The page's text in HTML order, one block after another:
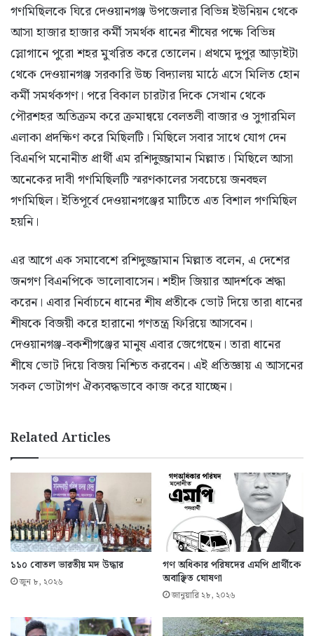
গণমিছিলকে ঘিরে দেওয়ানগঞ্জ উপজেলার বিভিন্ন ইউনিয়ন থেকে
আসা হাজার হাজার কর্মী সমর্থক ধানের শীষের পক্ষে বিভিন্ন
স্লোগানে পুরো শহর মুখরিত করে তোলেন। প্রথমে দুপুর আড়াইটা
থেকে দেওয়ানগঞ্জ সরকারি উচ্চ বিদ্যালয় মাঠে এসে মিলিত হোন
কর্মী সমর্থকগণ। পরে বিকাল চারটার দিকে সেখান থেকে
পৌরশহর অতিক্রম করে ক্রমান্বয়ে বেলতলী বাজার ও সুগারমিল
এলাকা প্রদক্ষিণ করে মিছিলটি। মিছিলে সবার সাথে যোগ দেন
বিএনপি মনোনীত প্রার্থী এম রশিদুজ্জামান মিল্লাত। মিছিলে আসা
অনেকের দাবী গণমিছিলটি স্মরণকালের সবচেয়ে জনবহুল
গণমিছিল। ইতিপূর্বে দেওয়ানগঞ্জের মাটিতে এত বিশাল গণমিছিল
হয়নি।
এর আগে এক সমাবেশে রশিদুজ্জামান মিল্লাত বলেন, এ দেশের
জনগণ বিএনপিকে ভালোবাসেন। শহীদ জিয়ার আদর্শকে শ্রদ্ধা
করেন। এবার নির্বাচনে ধানের শীষ প্রতীকে ভোট দিয়ে তারা ধানের
শীষকে বিজয়ী করে হারানো গণতন্ত্র ফিরিয়ে আসবেন।
দেওয়ানগঞ্জ-বকশীগঞ্জের মানুষ এবার জেগেছেন। তারা ধানের
শীষে ভোট দিয়ে বিজয় নিশ্চিত করবেন। এই প্রতিজ্ঞায় এ আসনের
সকল ভোটাগণ ঐক্যবদ্ধভাবে কাজ করে যাচ্ছেন।
Related Articles
১১০ বোতল ভারতীয় মদ উদ্ধার
জুন ৮, ২০২৬
গণ অধিকার পরিষদের এমপি প্রার্থীকে
অবাঞ্ছিত ঘোষণা
জানুয়ারি ২৮, ২০২৬